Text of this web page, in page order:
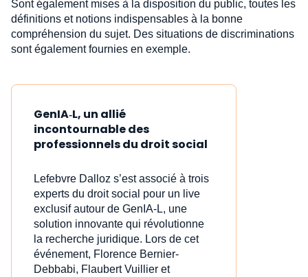
Sont également mises à la disposition du public, toutes les
définitions et notions indispensables à la bonne
compréhension du sujet. Des situations de discriminations
sont également fournies en exemple.
GenIA‑L, un allié
incontournable des
professionnels du droit social
Lefebvre Dalloz s’est associé à trois
experts du droit social pour un live
exclusif autour de GenIA‑L, une
solution innovante qui révolutionne
la recherche juridique. Lors de cet
événement, Florence Bernier-
Debbabi, Flaubert Vuillier et